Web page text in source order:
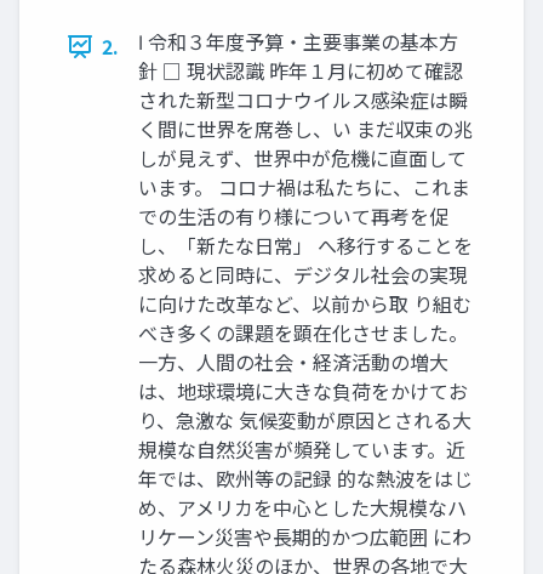
2.
Ⅰ 令和３年度予算・主要事業の基本方
針 □ 現状認識 昨年１月に初めて確認
された新型コロナウイルス感染症は瞬
く間に世界を席巻し、い まだ収束の兆
しが見えず、世界中が危機に直面して
います。 コロナ禍は私たちに、これま
での生活の有り様について再考を促
し、「新たな日常」 へ移行することを
求めると同時に、デジタル社会の実現
に向けた改革など、以前から取 り組む
べき多くの課題を顕在化させました。
一方、人間の社会・経済活動の増大
は、地球環境に大きな負荷をかけてお
り、急激な 気候変動が原因とされる大
規模な自然災害が頻発しています。近
年では、欧州等の記録 的な熱波をはじ
め、アメリカを中心とした大規模なハ
リケーン災害や長期的かつ広範囲 にわ
たる森林火災のほか、世界の各地で大